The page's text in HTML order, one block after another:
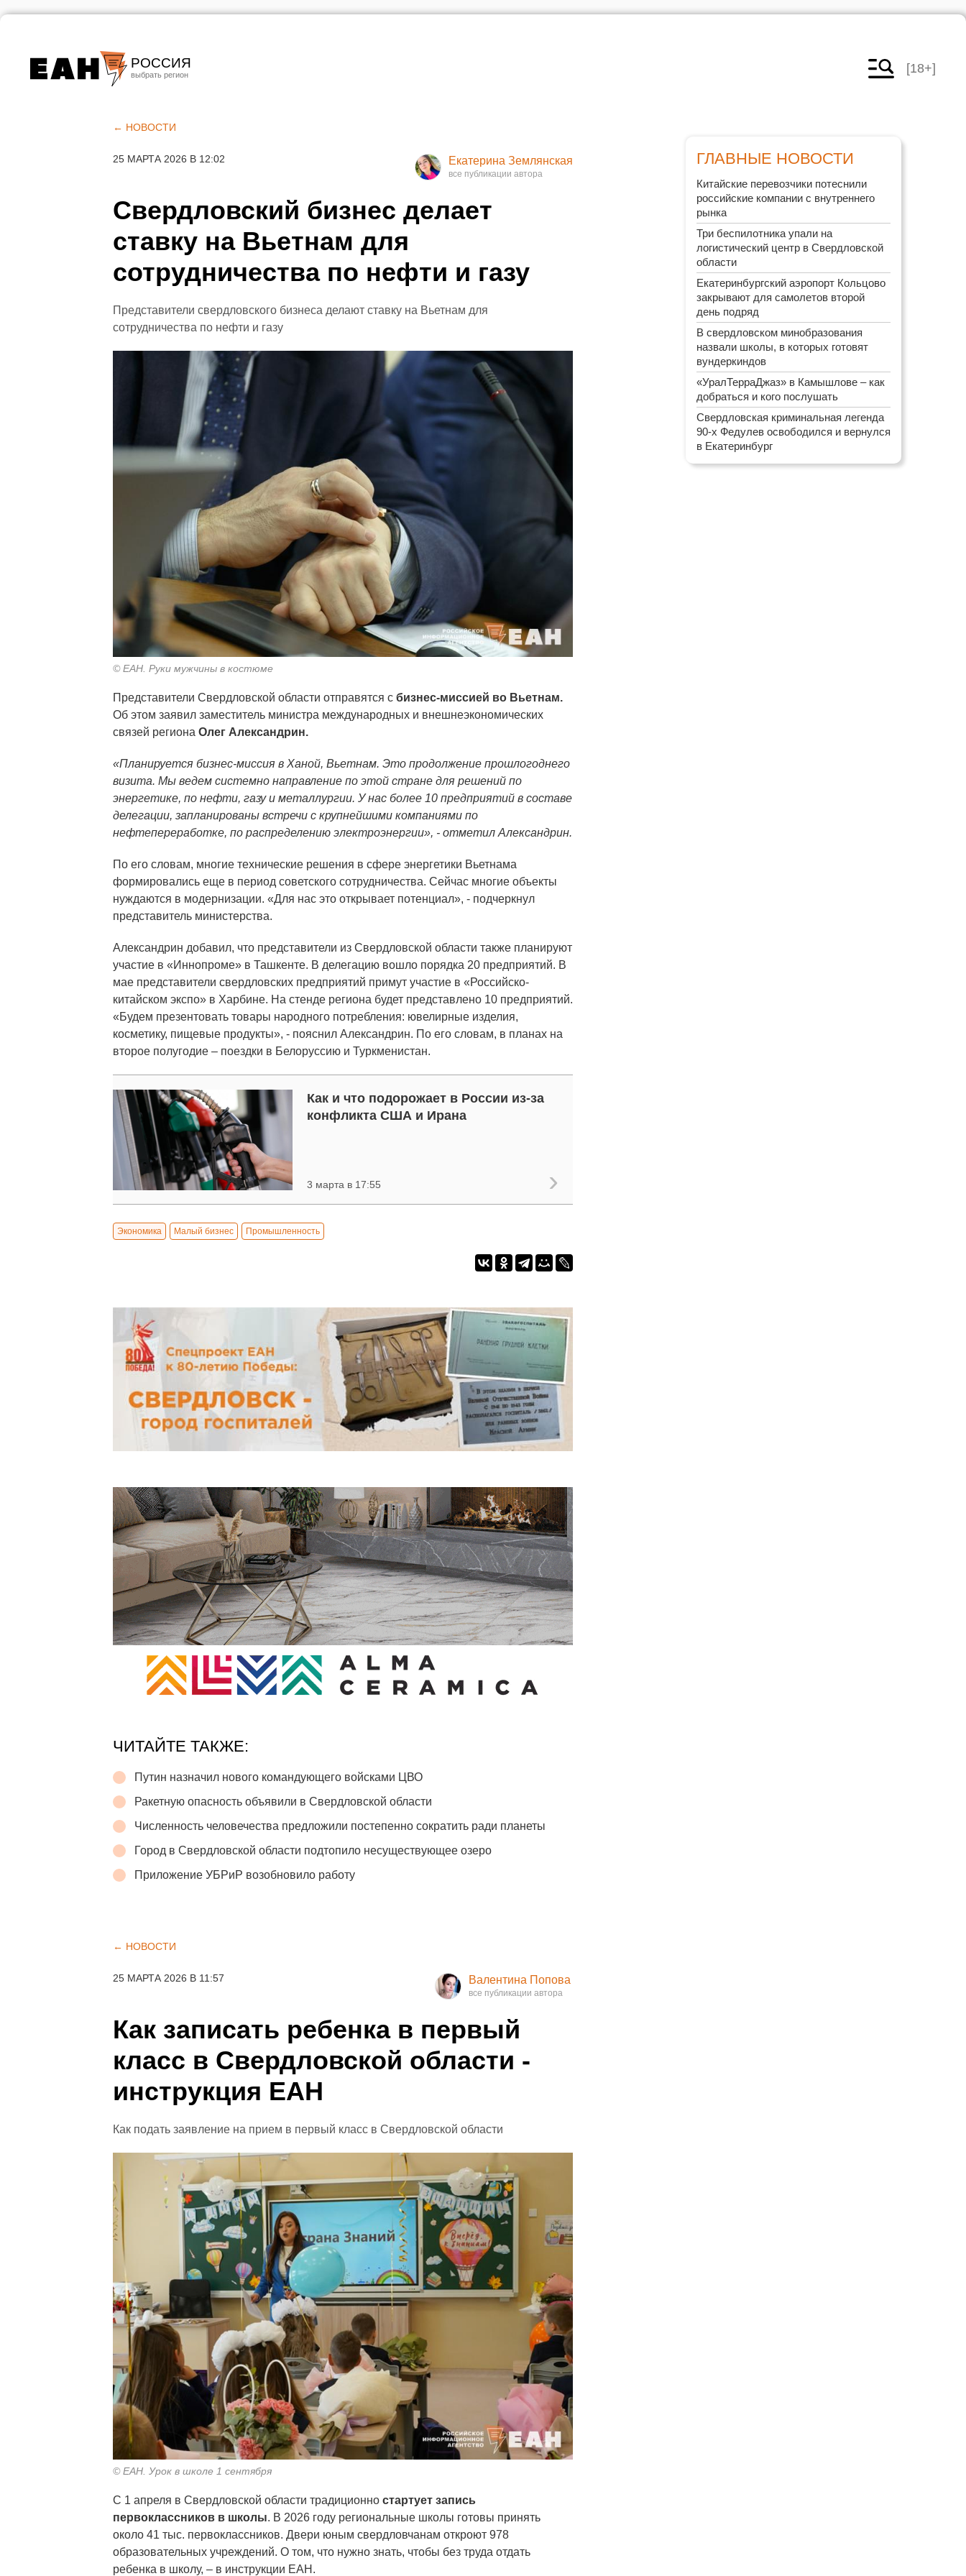
РОССИЯ
Челябинск
[18+]
← НОВОСТИ
25 МАРТА 2026 В 12:02 Екатерина Землянская
Свердловский бизнес делает
ставку на Вьетнам для
сотрудничества по нефти и газу
Представители свердловского бизнеса делают ставку на Вьетнам для
сотрудничества по нефти и газу
© ЕАН. Руки мужчины в костюме
Представители Свердловской области отправятся с бизнес-миссией во Вьетнам.
Об этом заявил заместитель министра международных и внешнеэкономических
связей региона Олег Александрин.
«Планируется бизнес-миссия в Ханой, Вьетнам. Это продолжение прошлогоднего
визита. Мы ведем системно направление по этой стране для решений по
энергетике, по нефти, газу и металлургии. У нас более 10 предприятий в составе
делегации, запланированы встречи с крупнейшими компаниями по
нефтепереработке, по распределению электроэнергии», - отметил Александрин.
По его словам, многие технические решения в сфере энергетики Вьетнама
формировались еще в период советского сотрудничества. Сейчас многие объекты
нуждаются в модернизации. «Для нас это открывает потенциал», - подчеркнул
представитель министерства.
Александрин добавил, что представители из Свердловской области также планируют
участие в «Иннопроме» в Ташкенте. В делегацию вошло порядка 20 предприятий. В
мае представители свердловских предприятий примут участие в «Российско-
китайском экспо» в Харбине. На стенде региона будет представлено 10 предприятий.
«Будем презентовать товары народного потребления: ювелирные изделия,
косметику, пищевые продукты», - пояснил Александрин. По его словам, в планах на
второе полугодие – поездки в Белоруссию и Туркменистан.
Как и что подорожает в России из-за
конфликта США и Ирана
3 марта в 17:55
Экономика Малый бизнес Промышленность
ЧИТАЙТЕ ТАКЖЕ:
Путин назначил нового командующего войсками ЦВО
Ракетную опасность объявили в Свердловской области
Численность человечества предложили постепенно сократить ради планеты
Город в Свердловской области подтопило несуществующее озеро
Приложение УБРиР возобновило работу
← НОВОСТИ
25 МАРТА 2026 В 11:57 Валентина Попова
Как записать ребенка в первый
класс в Свердловской области -
инструкция ЕАН
Как подать заявление на прием в первый класс в Свердловской области
© ЕАН. Урок в школе 1 сентября
С 1 апреля в Свердловской области традиционно стартует запись
первоклассников в школы. В 2026 году региональные школы готовы принять
около 41 тыс. первоклассников. Двери юным свердловчанам откроют 978
образовательных учреждений. О том, что нужно знать, чтобы без труда отдать
ребенка в школу, – в инструкции ЕАН.
ГЛАВНЫЕ НОВОСТИ
Китайские перевозчики потеснили
российские компании с внутреннего
рынка
Три беспилотника упали на
логистический центр в Свердловской
области
Екатеринбургский аэропорт Кольцово
закрывают для самолетов второй
день подряд
В свердловском минобразования
назвали школы, в которых готовят
вундеркиндов
«УралТерраДжаз» в Камышлове – как
добраться и кого послушать
Свердловская криминальная легенда
90-х Федулев освободился и вернулся
в Екатеринбург